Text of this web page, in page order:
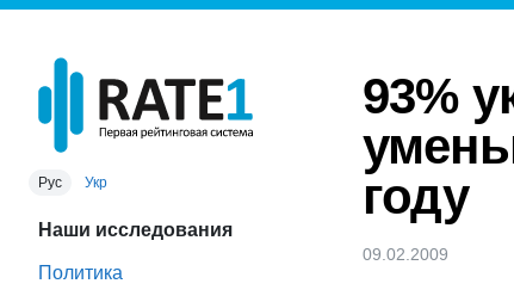
Рус Укр
Наши исследования
Политика
93%
году
09.02.2009